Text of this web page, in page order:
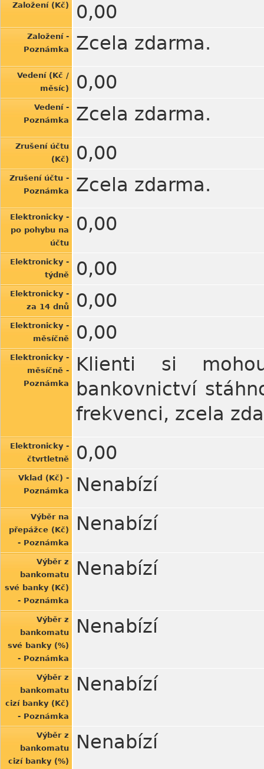
Založení (Kč) 0,00
Založení -
Poznámka
Zcela zdarma.
Vedení (Kč /
měsíc)
0,00
Vedení -
Poznámka
Zcela zdarma.
Zrušení účtu
(Kč)
0,00
Zrušení účtu -
Poznámka
Zcela zdarma.
Elektronicky -
po pohybu na
účtu
0,00
Elektronicky -
týdně
0,00
Elektronicky -
za 14 dnů
0,00
Elektronicky -
měsíčně
0,00
Elektronicky -
měsíčně -
Poznámka
Klienti si
bankovnictví
frekvenci, zcela
Elektronicky -
čtvrtletně
0,00
Vklad (Kč) -
Poznámka
Nenabízí
Výběr na
přepážce (Kč)
- Poznámka
Nenabízí
Výběr z
bankomatu
své banky (Kč)
- Poznámka
Nenabízí
Výběr z
bankomatu
své banky (%)
- Poznámka
Nenabízí
Výběr z
bankomatu
cizí banky (Kč)
- Poznámka
Nenabízí
Výběr z
bankomatu
cizí banky (%)
Nenabízí